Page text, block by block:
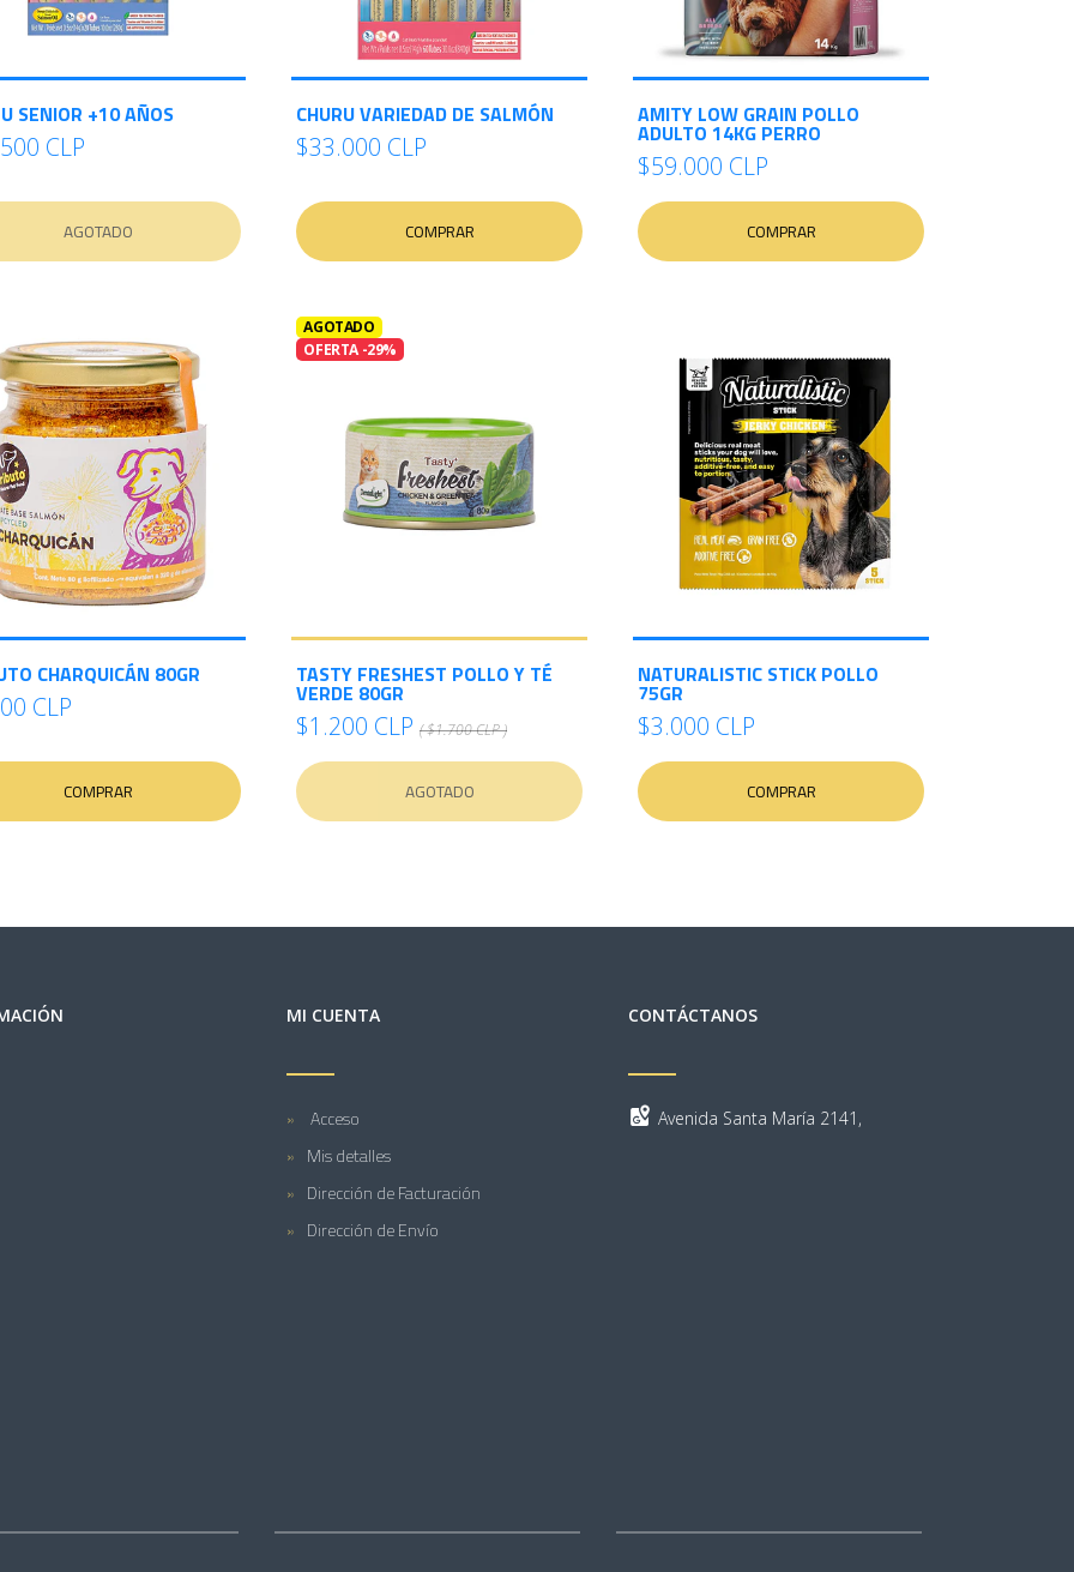
SENIOR +10 AÑOS
CLP
AGOTADO
CHURU VARIEDAD DE SALMÓN
$33.000 CLP
COMPRAR
AMITY LOW GRAIN POLLO
ADULTO 14KG PERRO
$59.000 CLP
COMPRAR
CHARQUICÁN 80GR
CLP
COMPRAR
AGOTADO
OFERTA -29%
TASTY FRESHEST POLLO Y TÉ
VERDE 80GR
$1.200 CLP ( $1.700 CLP )
AGOTADO
NATURALISTIC STICK POLLO
75GR
$3.000 CLP
COMPRAR
MI CUENTA
Acceso
Mis detalles
Dirección de Facturación
Dirección de Envío
CONTÁCTANOS
Avenida Santa María 2141,